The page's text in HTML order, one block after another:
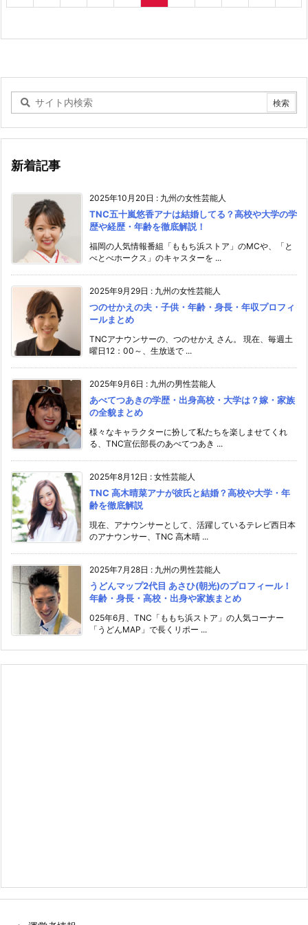
新着記事
2025年10月20日 : 九州の女性芸能人
TNC五十嵐悠香アナは結婚してる？高校や大学の学
歴や経歴・年齢を徹底解説！
福岡の人気情報番組「ももち浜ストア」のMCや、「と
べとべホークス」のキャスターを ...
2025年9月29日 : 九州の女性芸能人
つのせかえの夫・子供・年齢・身長・年収プロフィ
ールまとめ
TNCアナウンサーの、つのせかえ さん。 現在、毎週土
曜日12：00～、生放送で ...
2025年9月6日 : 九州の男性芸能人
あべてつあきの学歴・出身高校・大学は？嫁・家族
の全貌まとめ
様々なキャラクターに扮して私たちを楽しませてくれ
る、TNC宣伝部長のあべてつあき ...
2025年8月12日 : 女性芸能人
TNC 高木晴菜アナが彼氏と結婚？高校や大学・年
齢を徹底解説
現在、アナウンサーとして、活躍しているテレビ西日本
のアナウンサー、TNC 高木晴 ...
2025年7月28日 : 九州の男性芸能人
うどんマップ2代目 あさひ(朝光)のプロフィール！
年齢・身長・高校・出身や家族まとめ
025年6月、TNC「ももち浜ストア」の人気コーナー
「うどんMAP」で長くリポー ...